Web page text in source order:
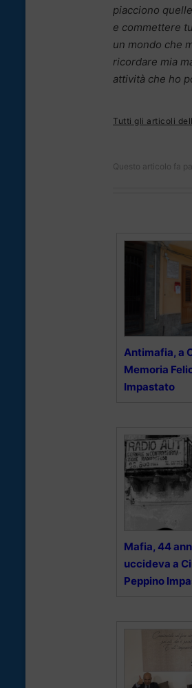
piacciono
e commettere
un mondo che
ricordare mia
attività che ho
Tutti gli articoli
Questo articolo fa
Antimafia, a
Memoria
Impastato
Mafia, 44
uccideva a
Peppino